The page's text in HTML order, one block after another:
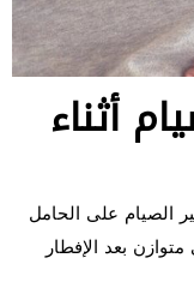
أثناء
الصيام على الحامل
بعد الإفطار